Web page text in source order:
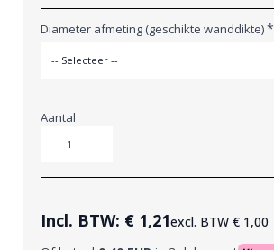
Diameter afmeting (geschikte wanddikte)*
Aantal
Incl. BTW: € 1,21excl. BTW € 1,00